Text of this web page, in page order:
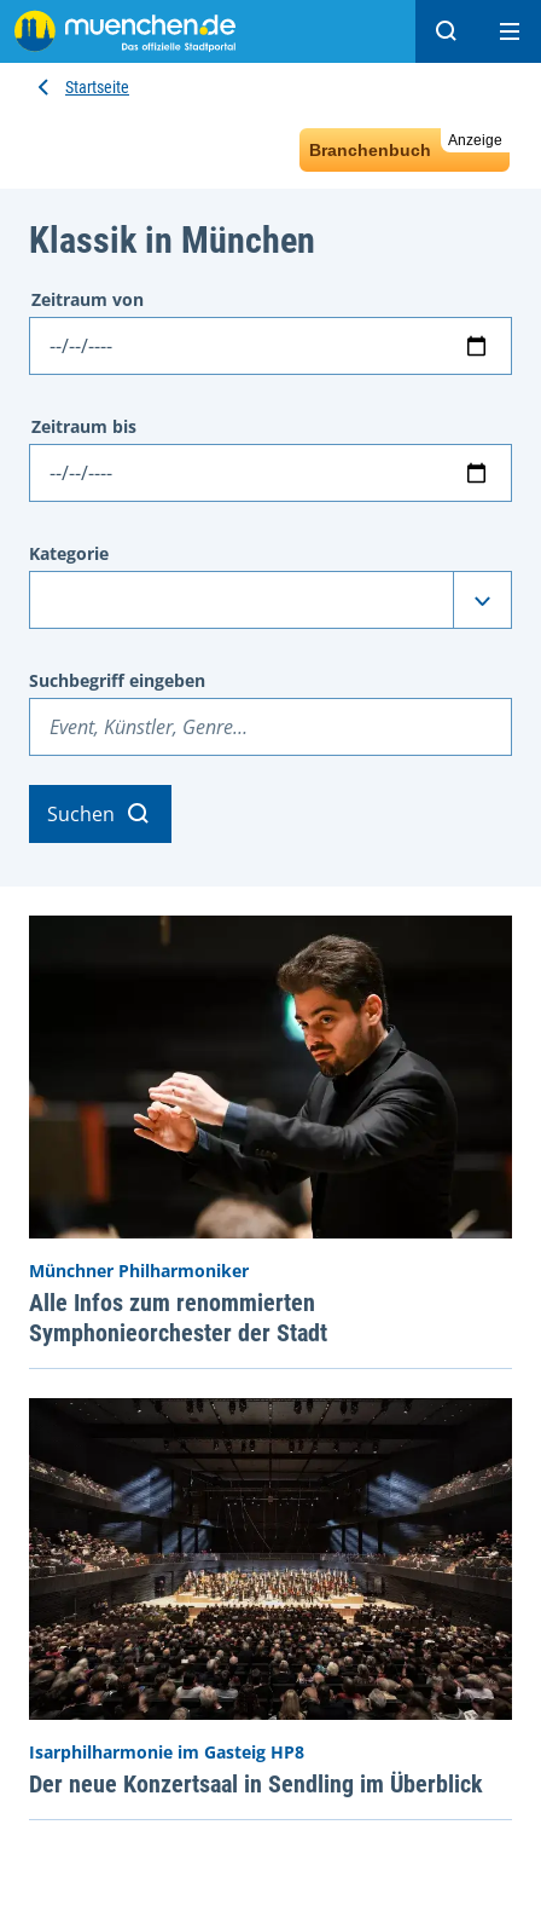
Suchen
Startseite
Anzeige
Branchenbuch
Klassik in München
Zeitraum von
Zeitraum bis
Kategorie
Suchbegriff eingeben
Suchen
Münchner Philharmoniker
Alle Infos zum renommierten
Symphonieorchester der Stadt
Isarphilharmonie im Gasteig HP8
Der neue Konzertsaal in Sendling im Überblick